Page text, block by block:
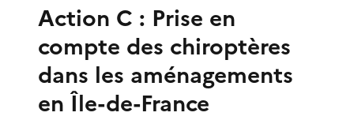
Action C : Prise en
compte des chiroptères
dans les aménagements
en Île-de-France